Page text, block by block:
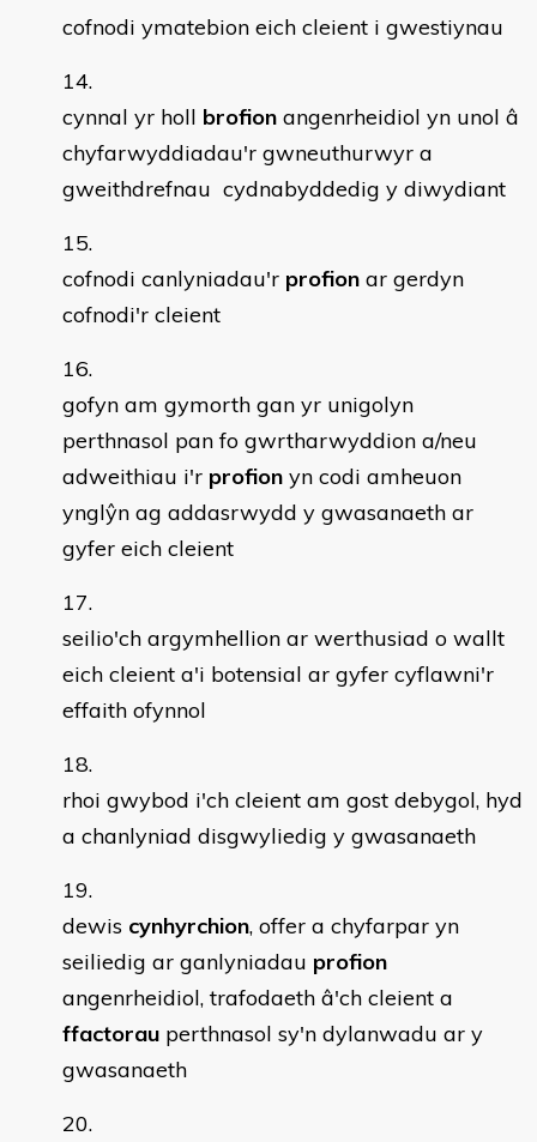
cofnodi ymatebion eich cleient i gwestiynau
cynnal yr holl brofion angenrheidiol yn unol â
chyfarwyddiadau'r gwneuthurwyr a
gweithdrefnau cydnabyddedig y diwydiant
cofnodi canlyniadau'r profion ar gerdyn
cofnodi'r cleient
gofyn am gymorth gan yr unigolyn
perthnasol pan fo gwrtharwyddion a/neu
adweithiau i'r profion yn codi amheuon
ynglŷn ag addasrwydd y gwasanaeth ar
gyfer eich cleient
seilio'ch argymhellion ar werthusiad o wallt
eich cleient a'i botensial ar gyfer cyflawni'r
effaith ofynnol
rhoi gwybod i'ch cleient am gost debygol, hyd
a chanlyniad disgwyliedig y gwasanaeth
dewis cynhyrchion, offer a chyfarpar yn
seiliedig ar ganlyniadau profion
angenrheidiol, trafodaeth â'ch cleient a
ffactorau perthnasol sy'n dylanwadu ar y
gwasanaeth